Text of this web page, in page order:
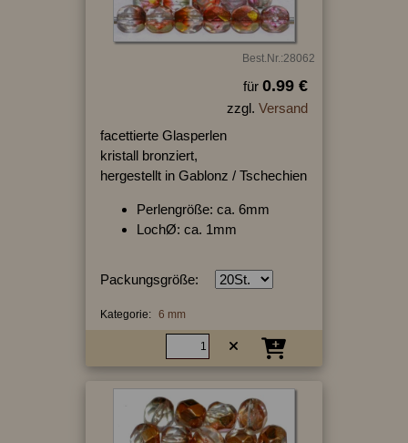
Best.Nr.:28062
für 0.99 €
zzgl. Versand
facettierte Glasperlen
kristall bronziert,
hergestellt in Gablonz / Tschechien
Perlengröße: ca. 6mm
LochØ: ca. 1mm
Packungsgröße:
Kategorie: 6 mm